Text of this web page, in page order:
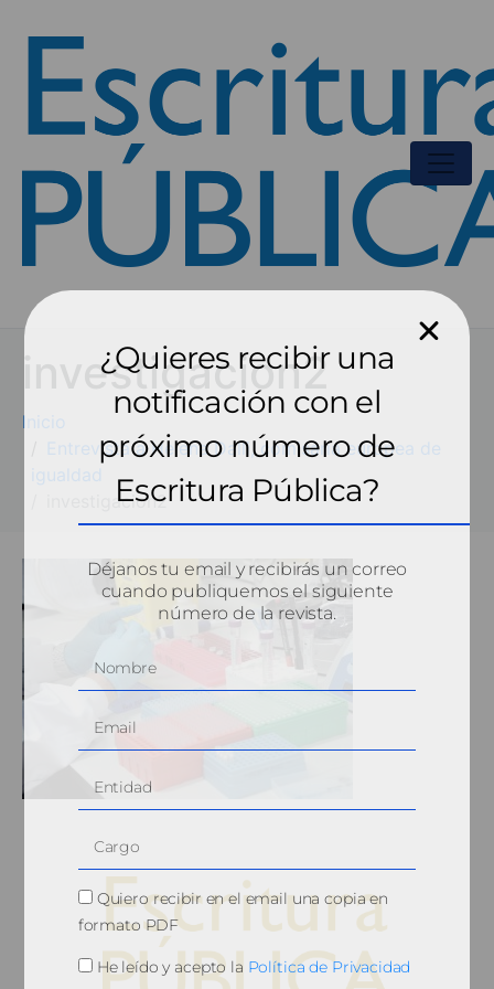
investigacion2
Inicio
Entrevista a Helena Dalli, comisaria europea de
igualdad
investigacion2
¿Quieres recibir una
notificación con el
próximo número de
Escritura Pública?
Déjanos tu email y recibirás un correo
cuando publiquemos el siguiente
número de la revista.
Quiero recibir en el email una copia en
formato PDF
He leído y acepto la Política de Privacidad